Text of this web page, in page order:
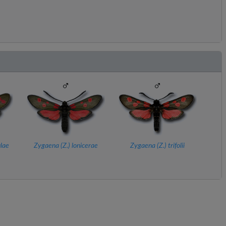
Zygaena (Z.) lonicerae Zygaena (Z.) trifolii